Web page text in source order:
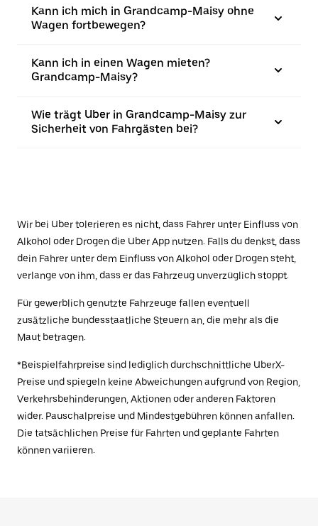
Kann ich mich in Grandcamp-Maisy ohne
Wagen fortbewegen?
Kann ich in einen Wagen mieten?
Grandcamp-Maisy?
Wie trägt Uber in Grandcamp-Maisy zur
Sicherheit von Fahrgästen bei?
Wir bei Uber tolerieren es nicht, dass Fahrer unter Einfluss von
Alkohol oder Drogen die Uber App nutzen. Falls du denkst, dass
dein Fahrer unter dem Einfluss von Alkohol oder Drogen steht,
verlange von ihm, dass er das Fahrzeug unverzüglich stoppt.
Für gewerblich genutzte Fahrzeuge fallen eventuell
zusätzliche bundesstaatliche Steuern an, die mehr als die
Maut betragen.
*Beispielfahrpreise sind lediglich durchschnittliche UberX-
Preise und spiegeln keine Abweichungen aufgrund von Region,
Verkehrsbehinderungen, Aktionen oder anderen Faktoren
wider. Pauschalpreise und Mindestgebühren können anfallen.
Die tatsächlichen Preise für Fahrten und geplante Fahrten
können variieren.